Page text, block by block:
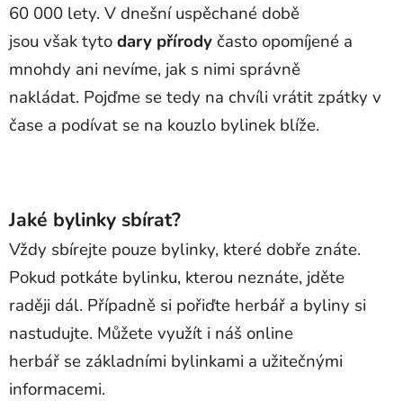
60 000 lety. V dnešní uspěchané době
jsou však tytodary přírodyčasto opomíjené a
mnohdy ani nevíme, jak s nimi správně
nakládat. Pojďme se tedy na chvíli vrátit zpátky v
čase a podívat se na kouzlo bylinek blíže.
Jaké bylinky sbírat?
Vždy sbírejte pouze bylinky, které dobře znáte.
Pokud potkáte bylinku, kterou neznáte, jděte
raději dál. Případně si pořiďte herbář a byliny si
nastudujte. Můžete využít i náš online
herbář se základními bylinkami a užitečnými
informacemi.